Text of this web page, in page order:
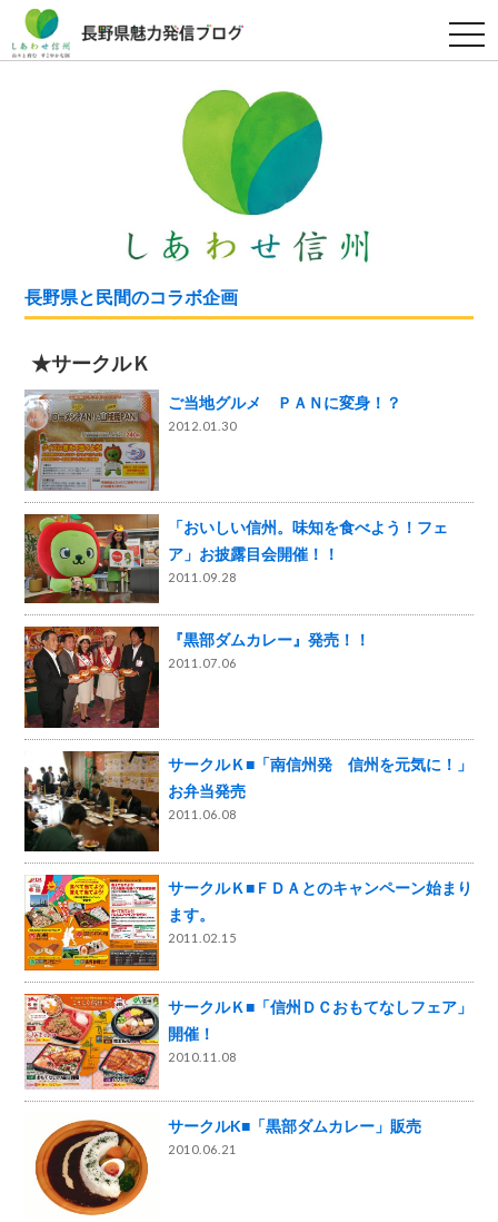
t
o
g
長野県と民間のコラボ企画
★サークルＫ
ご当地グルメ ＰＡＮに変身！？
2012.01.30
「おいしい信州。味知を食べよう！フェ
ア」お披露目会開催！！
2011.09.28
『黒部ダムカレー』発売！！
2011.07.06
サークルＫ■「南信州発 信州を元気に！」
お弁当発売
2011.06.08
サークルＫ■ＦＤＡとのキャンペーン始まり
ます。
2011.02.15
サークルＫ■「信州ＤＣおもてなしフェア」
開催！
2010.11.08
サークルK■「黒部ダムカレー」販売
2010.06.21